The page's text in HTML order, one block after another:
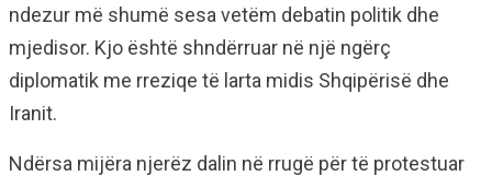
ndezur më shumë sesa vetëm debatin politik dhe
mjedisor. Kjo është shndërruar në një ngërç
diplomatik me rreziqe të larta midis Shqipërisë dhe
Iranit.
Ndërsa mijëra njerëz dalin në rrugë për të protestuar